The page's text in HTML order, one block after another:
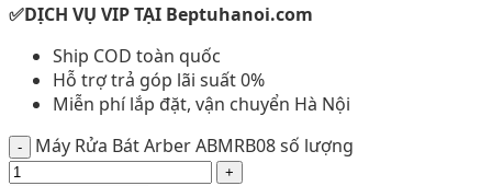
✅DỊCH VỤ VIP TẠI Beptuhanoi.com
Ship COD toàn quốc
Hỗ trợ trả góp lãi suất 0%
Miễn phí lắp đặt, vận chuyển Hà Nội
Máy Rửa Bát Arber ABMRB08 số lượng